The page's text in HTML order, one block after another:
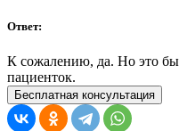
Ответ:
К сожалению, да. Но это
пациенток.
Бесплатная консультация